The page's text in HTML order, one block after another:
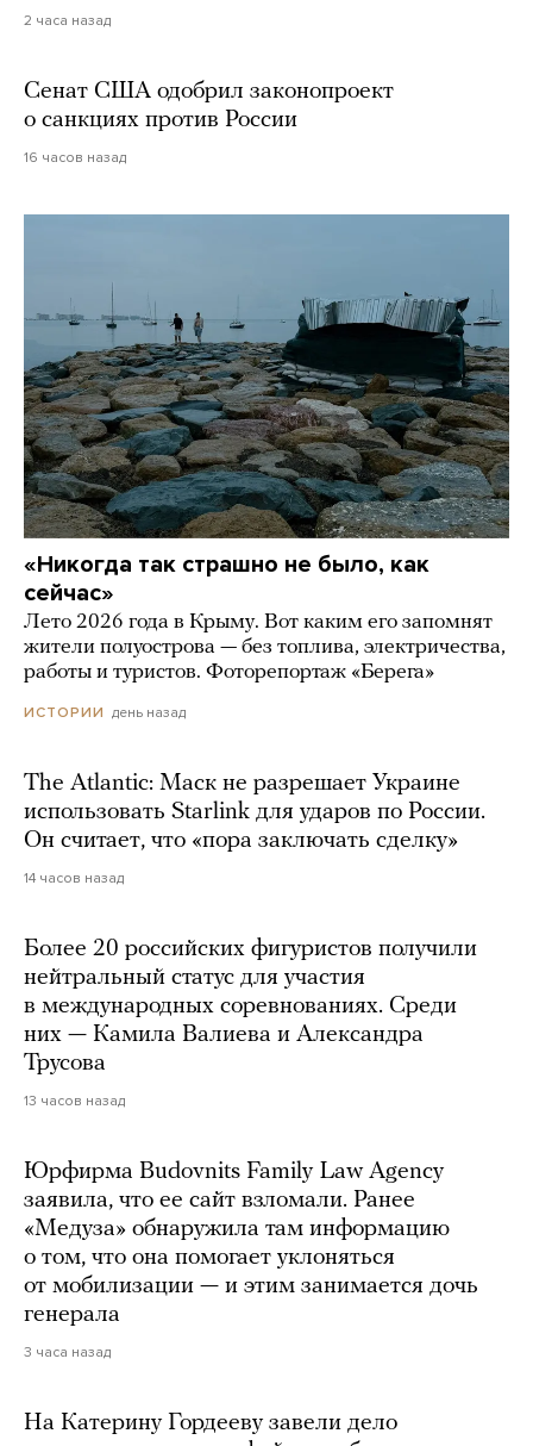
2 часа назад
Сенат США одобрил законопроект
о санкциях против России
16 часов назад
«Никогда так страшно не было, как
сейчас»
Лето 2026 года в Крыму. Вот каким его запомнят
жители полуострова — без топлива, электричества,
работы и туристов. Фоторепортаж «Берега»
ИСТОРИИ день назад
The Atlantic: Маск не разрешает Украине
использовать Starlink для ударов по России.
Он считает, что «пора заключать сделку»
14 часов назад
Более 20 российских фигуристов получили
нейтральный статус для участия
в международных соревнованиях. Среди
них — Камила Валиева и Александра
Трусова
13 часов назад
Юрфирма Budovnits Family Law Agency
заявила, что ее сайт взломали. Ранее
«Медуза» обнаружила там информацию
о том, что она помогает уклоняться
от мобилизации — и этим занимается дочь
генерала
3 часа назад
На Катерину Гордееву завели дело